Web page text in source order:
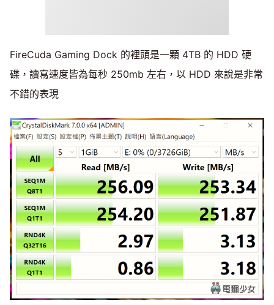
FireCuda Gaming Dock 的裡頭是一顆 4TB 的 HDD 硬
碟，讀寫速度皆為每秒 250mb 左右，以 HDD 來說是非常
不錯的表現